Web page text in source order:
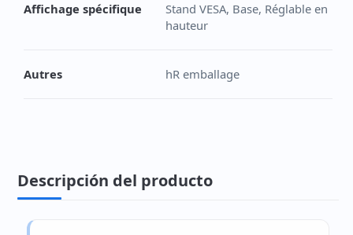
Affichage spécifique
Stand VESA, Base, Réglable en
hauteur
Autres hR emballage
Descripción del producto